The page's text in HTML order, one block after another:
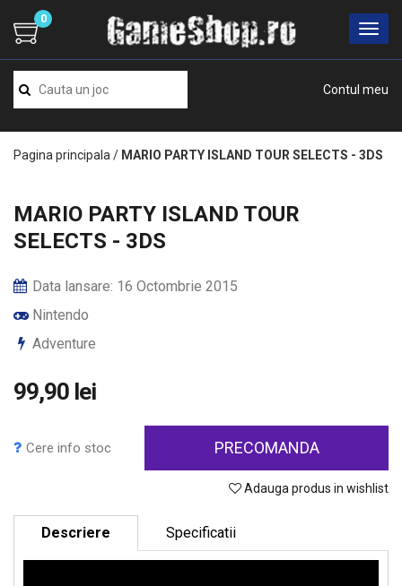
Contul meu
0
Pagina principala / MARIO PARTY ISLAND TOUR SELECTS - 3DS
MARIO PARTY ISLAND TOUR
SELECTS - 3DS
Data lansare: 16 Octombrie 2015
Nintendo
Adventure
99,90 lei
Cere info stoc PRECOMANDA
Adauga produs in wishlist
Descriere Specificatii